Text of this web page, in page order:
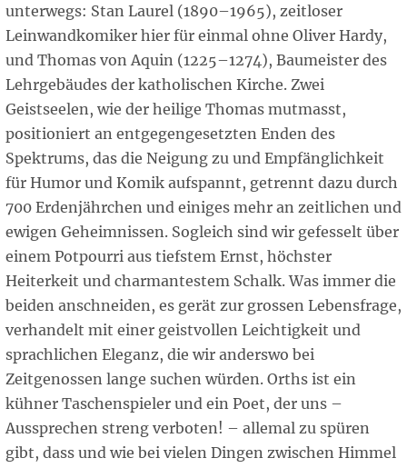
unterwegs: Stan Laurel (1890–1965), zeitloser
Leinwandkomiker hier für einmal ohne Oliver Hardy,
und Thomas von Aquin (1225–1274), Baumeister des
Lehrgebäudes der katholischen Kirche. Zwei
Geistseelen, wie der heilige Thomas mutmasst,
positioniert an entgegengesetzten Enden des
Spektrums, das die Neigung zu und Empfänglichkeit
für Humor und Komik aufspannt, getrennt dazu durch
700 Erdenjährchen und einiges mehr an zeitlichen und
ewigen Geheimnissen. Sogleich sind wir gefesselt über
einem Potpourri aus tiefstem Ernst, höchster
Heiterkeit und charmantestem Schalk. Was immer die
beiden anschneiden, es gerät zur grossen Lebensfrage,
verhandelt mit einer geistvollen Leichtigkeit und
sprachlichen Eleganz, die wir anderswo bei
Zeitgenossen lange suchen würden. Orths ist ein
kühner Taschenspieler und ein Poet, der uns –
Aussprechen streng verboten! – allemal zu spüren
gibt, dass und wie bei vielen Dingen zwischen Himmel